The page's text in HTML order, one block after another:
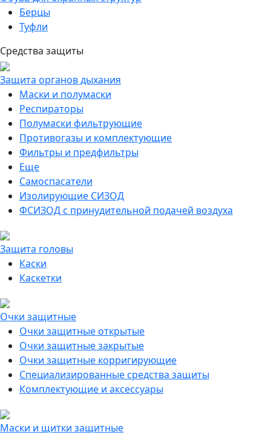
Берцы
Туфли
Средства защиты
Защита органов дыхания
Маски и полумаски
Респираторы
Полумаски фильтрующие
Противогазы и комплектующие
Фильтры и предфильтры
Еще
Самоспасатели
Изолирующие СИЗОД
ФСИЗОД с принудительной подачей воздуха
Защита головы
Каски
Каскетки
Очки защитные
Очки защитные открытые
Очки защитные закрытые
Очки защитные корригирующие
Специализированные средства защиты
Комплектующие и аксессуары
Маски и щитки защитные